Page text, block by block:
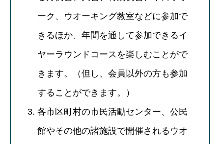
ーク、ウオーキング教室などに参加で
きるほか、年間を通して参加できるイ
ヤーラウンドコースを楽しむことがで
きます。（但し、会員以外の方も参加
することができます。）
各市区町村の市民活動センター、公民
館やその他の諸施設で開催されるウオ